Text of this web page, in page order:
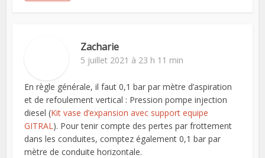
Zacharie
5 juillet 2021 à 23 h 11 min
En règle générale, il faut 0,1 bar par mètre d’aspiration
et de refoulement vertical : Pression pompe injection
diesel (Kit vase d’expansion avec support equipe
GITRAL). Pour tenir compte des pertes par frottement
dans les conduites, comptez également 0,1 bar par
mètre de conduite horizontale.